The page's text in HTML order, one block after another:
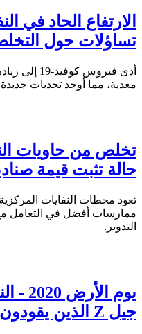
الارتفاع الحاد في
تساؤلات حول
أدى فيروس
معدية، مما أوجد تحديات
تخلص من حاويات
حالة تثبت قيمة
تعود محطات النفايات
ممارسات أفضل في التعامل
التدوير.
يوم
جيل Z الذين يقودون التغيير